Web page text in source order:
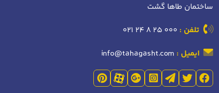
ساختمان طاها گشت
تلفن : 021 24 8 25 000
ایمیل : info@tahagasht.com